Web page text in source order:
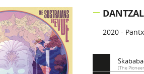
2020 -
(The